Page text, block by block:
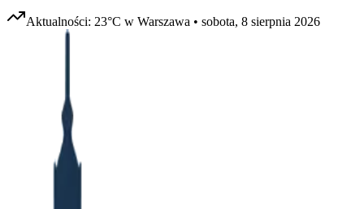
Aktualności: 23°C w Warszawa • sobota, 8 sierpnia 2026